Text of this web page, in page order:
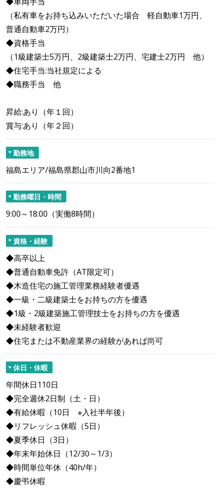
（私有車をお持ち込みいただいた場合 軽自動車1万円、
普通自動車2万円）
◆資格手当
（1級建築士5万円、2級建築士2万円、宅建士2万円 他）
◆住宅手当:当社規定による
◆職務手当 他
昇給:あり（年１回）
賞与:あり（年２回）
勤務地
福島エリア/福島県郡山市川向2番地1
勤務曜日・時間
9:00～18:00（実働8時間）
資格・経験
◆高卒以上
◆普通自動車免許（AT限定可）
◆木造住宅の施工管理業務経験者優遇
◆一級・二級建築士をお持ちの方を優遇
◆1級・2級建築施工管理技士をお持ちの方を優遇
◆未経験者歓迎
◆住宅または不動産業界の経験があれば尚可
休日・休暇
年間休日110日
◆完全週休2日制（土・日）
◆有給休暇（10日 ※入社半年後）
◆リフレッシュ休暇（5日）
◆夏季休日（3日）
◆年末年始休日（12/30～1/3）
◆時間単位年休（40h/年）
◆慶弔休暇